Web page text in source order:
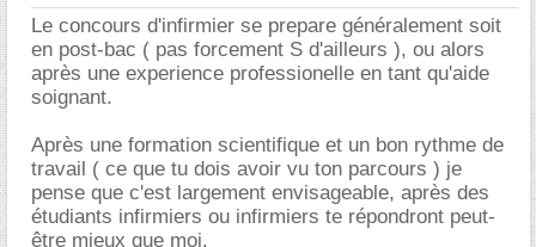
Le concours d'infirmier se prepare généralement soit
en post-bac ( pas forcement S d'ailleurs ), ou alors
après une experience professionelle en tant qu'aide
soignant.
Après une formation scientifique et un bon rythme de
travail ( ce que tu dois avoir vu ton parcours ) je
pense que c'est largement envisageable, après des
étudiants infirmiers ou infirmiers te répondront peut-
être mieux que moi.